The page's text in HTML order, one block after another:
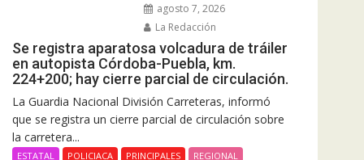
agosto 7, 2026
La Redacción
Se registra aparatosa volcadura de tráiler
en autopista Córdoba-Puebla, km.
224+200; hay cierre parcial de circulación.
La Guardia Nacional División Carreteras, informó
que se registra un cierre parcial de circulación sobre
la carretera...
ESTATAL POLICIACA PRINCIPALES REGIONAL